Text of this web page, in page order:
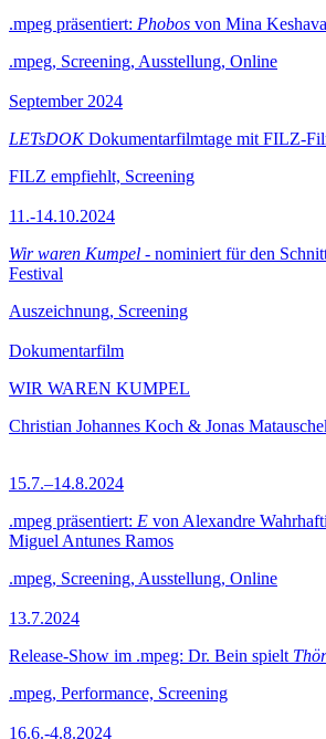
.mpeg präsentiert: Phobos von Mina
.mpeg, Screening, Ausstellung, Online
September 2024
LETsDOKDokumentarfilmtage mit FILZ-
FILZ empfiehlt, Screening
11.-14.10.2024
Wir waren Kumpel - nominiert für den
Festival
Auszeichnung, Screening
Dokumentarfilm
WIR WAREN KUMPEL
Christian Johannes Koch & Jonas
15.7.–14.8.2024
.mpeg präsentiert: E von Alexandre
Miguel Antunes Ramos
.mpeg, Screening, Ausstellung, Online
13.7.2024
Release-Show im .mpeg: Dr. Bein spielt
.mpeg, Performance, Screening
16.6.-4.8.2024